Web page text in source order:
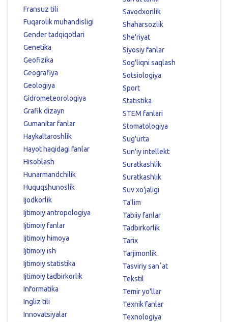
Fransuz tili
Fuqarolik muhandisligi
Gender tadqiqotlari
Genetika
Geofizika
Geografiya
Geologiya
Gidrometeorologiya
Grafik dizayn
Gumanitar fanlar
Haykaltaroshlik
Hayot haqidagi fanlar
Hisoblash
Hunarmandchilik
Huquqshunoslik
Ijodkorlik
Ijtimoiy antropologiya
Ijtimoiy fanlar
Ijtimoiy himoya
Ijtimoiy ish
Ijtimoiy statistika
Ijtimoiy tadbirkorlik
Informatika
Ingliz tili
Innovatsiyalar
Savodxonlik
Shaharsozlik
She'riyat
Siyosiy fanlar
Sog'liqni saqlash
Sotsiologiya
Sport
Statistika
STEM fanlari
Stomatologiya
Sug'urta
Sun'iy intellekt
Suratkashlik
Suratkashlik
Suv xo'jaligi
Ta'lim
Tabiiy fanlar
Tadbirkorlik
Tarix
Tarjimonlik
Tasviriy sanʼat
Tekstil
Temir yo'llar
Texnik fanlar
Texnologiya